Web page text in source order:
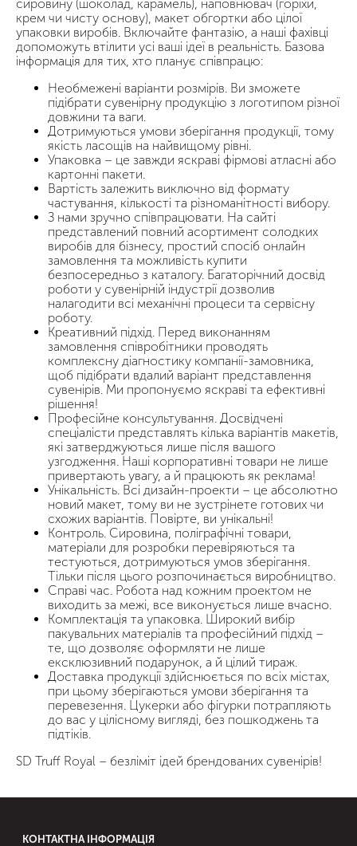
сировину (шоколад, карамель), наповнювач (горіхи,
крем чи чисту основу), макет обгортки або цілої
упаковки виробів. Включайте фантазію, а наші фахівці
допоможуть втілити усі ваші ідеї в реальність. Базова
інформація для тих, хто планує співпрацю:
Необмежені варіанти розмірів. Ви зможете
підібрати сувенірну продукцію з логотипом різної
довжини та ваги.
Дотримуються умови зберігання продукції, тому
якість ласощів на найвищому рівні.
Упаковка – це завжди яскраві фірмові атласні або
картонні пакети.
Вартість залежить виключно від формату
частування, кількості та різноманітності вибору.
З нами зручно співпрацювати. На сайті
представлений повний асортимент солодких
виробів для бізнесу, простий спосіб онлайн
замовлення та можливість купити
безпосередньо з каталогу. Багаторічний досвід
роботи у сувенірній індустрії дозволив
налагодити всі механічні процеси та сервісну
роботу.
Креативний підхід. Перед виконанням
замовлення співробітники проводять
комплексну діагностику компанії-замовника,
щоб підібрати вдалий варіант представлення
сувенірів. Ми пропонуємо яскраві та ефективні
рішення!
Професійне консультування. Досвідчені
спеціалісти представлять кілька варіантів макетів,
які затверджуються лише після вашого
узгодження. Наші корпоративні товари не лише
привертають увагу, а й працюють як реклама!
Унікальність. Всі дизайн-проекти – це абсолютно
новий макет, тому ви не зустрінете готових чи
схожих варіантів. Повірте, ви унікальні!
Контроль. Сировина, поліграфічні товари,
матеріали для розробки перевіряються та
тестуються, дотримуються умов зберігання.
Тільки після цього розпочинається виробництво.
Справі час. Робота над кожним проектом не
виходить за межі, все виконується лише вчасно.
Комплектація та упаковка. Широкий вибір
пакувальних матеріалів та професійний підхід –
те, що дозволяє оформляти не лише
ексклюзивний подарунок, а й цілий тираж.
Доставка продукції здійснюється по всіх містах,
при цьому зберігаються умови зберігання та
перевезення. Цукерки або фігурки потрапляють
до вас у цілісному вигляді, без пошкоджень та
підтіків.
SD Truff Royal – безліміт ідей брендованих сувенірів!
КОНТАКТНА ІНФОРМАЦІЯ